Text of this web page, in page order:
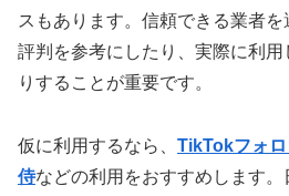
スもあります。信頼できる業者
評判を参考にしたり、実際に利
りすることが重要です。
仮に利用するなら、 TikTokフォ
侍などの利用をおすすめします